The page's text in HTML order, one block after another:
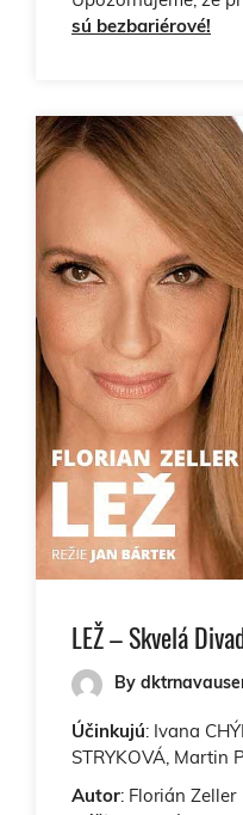
sú bezbariérové!
LEŽ – Skvelá
By
Účinkujú: Ivana
STRYKOVÁ, Martin
Autor: Florián Zeller